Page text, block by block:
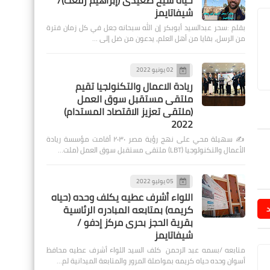
شيفاتايمز
بقلم :سحر عبدالسيد أبوبكر إن الله سبحانه جعل في كل زمان فترة
من الرسل، بقايا من أهل العلم، يدعون من ضل إلى …
02 يونيو 2022
ريادة الاعمال والتكنولجيا تقيم
ملتقى مستقبل سوق العمل
(ملتقى تعزيز الاقتصاد المستدام)
2022
✍️ سهيلة محي على نهج رؤية مصر ٢٠٣٠ أقامت مؤسسة ريادة
الأعمال والتكنولوجيا (LBT) ملتقى مستقبل سوق العمل (ملت…
05 يوليو 2022
اللواء أشرف عطيه يكلف وحده (حياه
كريمه) بمتابعه المبادره الرئاسية
بقرية الحجز بحرى مركز إدفو /
شيفاتايمز
متابعه /بسمه عبد الرحمن كلف السيد اللواء أشرف عطيه محافظ
أسوان وحده حياه كريمه بمواصلة المرور والمتابعة الميدانية لم…